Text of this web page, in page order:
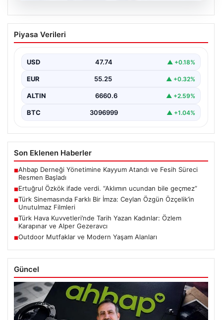
06.08.2026
Ertuğrul Özkök ifade verdi. “Aklımın
ucundan bile geçmez”
Piyasa Verileri
USD 47.74 ▲ +0.18%
EUR 55.25 ▲ +0.32%
ALTIN 6660.6 ▲ +2.59%
BTC 3096999 ▲ +1.04%
Son Eklenen Haberler
■Ahbap Derneği Yönetimine Kayyum Atandı ve Fesih Süreci
Resmen Başladı
■Ertuğrul Özkök ifade verdi. “Aklımın ucundan bile geçmez”
■Türk Sinemasında Farklı Bir İmza: Ceylan Özgün Özçelik’in
Unutulmaz Filmleri
■Türk Hava Kuvvetleri’nde Tarih Yazan Kadınlar: Özlem
Karapınar ve Alper Gezeravcı
■Outdoor Mutfaklar ve Modern Yaşam Alanları
Güncel